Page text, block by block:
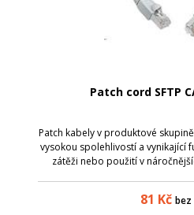
Patch cord SFTP
Patch kabely v produktové
vysokou spolehlivostí a vynikající
zátěži nebo použití v
81 Kč bez